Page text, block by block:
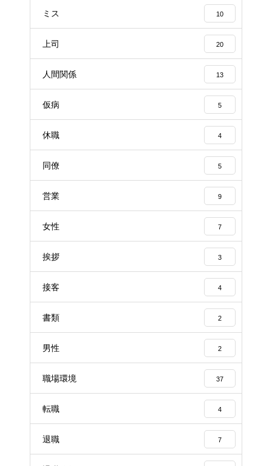
ミス 10
上司 20
人間関係 13
仮病 5
休職 4
同僚 5
営業 9
女性 7
挨拶 3
接客 4
書類 2
男性 2
職場環境 37
転職 4
退職 7